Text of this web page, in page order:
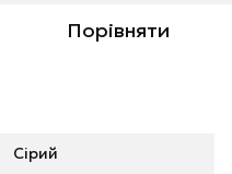
Порівняти
Сірий